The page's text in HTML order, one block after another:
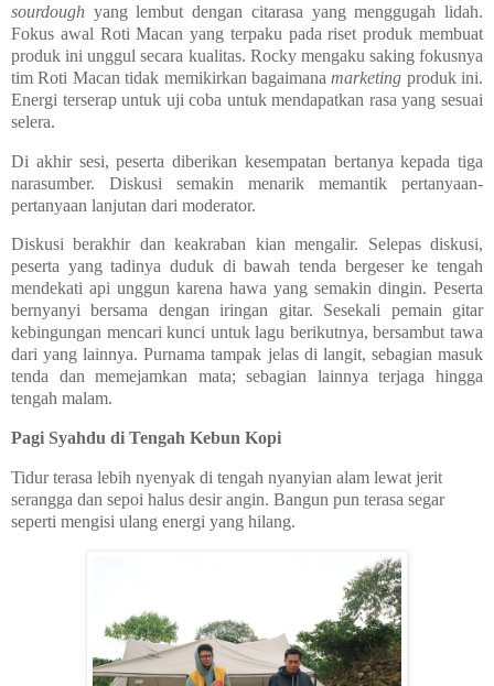
sourdough yang lembut dengan citarasa yang menggugah lidah.
Fokus awal Roti Macan yang terpaku pada riset produk membuat
produk ini unggul secara kualitas. Rocky mengaku saking fokusnya
tim Roti Macan tidak memikirkan bagaimanamarketing produk ini.
Energi terserap untuk uji coba untuk mendapatkan rasa yang sesuai
selera.
Di akhir sesi, peserta diberikan kesempatan bertanya kepada tiga
narasumber. Diskusi semakin menarik memantik pertanyaan-
pertanyaan lanjutan dari moderator.
Diskusi berakhir dan keakraban kian mengalir. Selepas diskusi,
peserta yang tadinya duduk di bawah tenda bergeser ke tengah
mendekati api unggun karena hawa yang semakin dingin. Peserta
bernyanyi bersama dengan iringan gitar. Sesekali pemain gitar
kebingungan mencari kunci untuk lagu berikutnya, bersambut tawa
dari yang lainnya. Purnama tampak jelas di langit, sebagian masuk
tenda dan memejamkan mata; sebagian lainnya terjaga hingga
tengah malam.
Pagi Syahdu di Tengah Kebun Kopi
Tidur terasa lebih nyenyak di tengah nyanyian alam lewat jerit
serangga dan sepoi halus desir angin. Bangun pun terasa segar
seperti mengisi ulang energi yang hilang.